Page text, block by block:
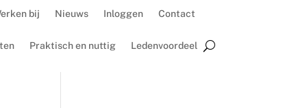
bij Nieuws Inloggen Contact
Praktisch en nuttig Ledenvoordeel